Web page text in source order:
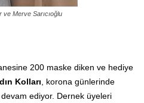
ve Merve Sarıcıoğlu
200 maske diken ve hediye
Kolları , korona günlerinde
ediyor. Dernek üyeleri